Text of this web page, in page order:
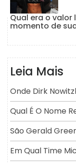
Qual era o valor
momento de
Leia Mais
Onde Dirk
Qual É O Nome
São Gerald
Em Qual Time